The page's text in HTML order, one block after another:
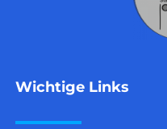
Wichtige Links